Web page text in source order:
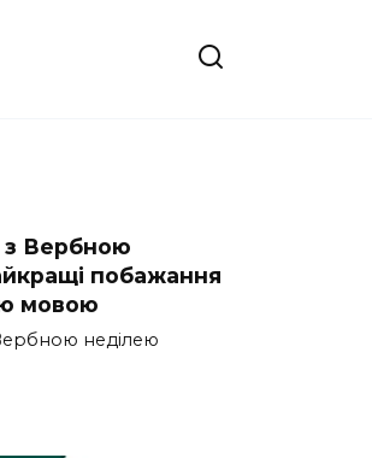
з Вербною
побажання
мовою
неділею